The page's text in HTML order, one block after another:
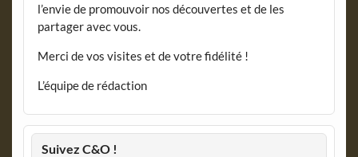
l’envie de promouvoir nos découvertes et de les
partager avec vous.
Merci de vos visites et de votre fidélité !
L’équipe de rédaction
Suivez C&O !